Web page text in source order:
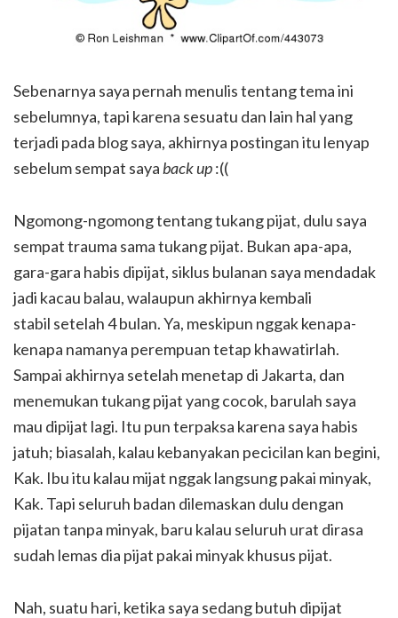
Sebenarnya saya pernah menulis tentang tema ini
sebelumnya, tapi karena sesuatu dan lain hal yang
terjadi pada blog saya, akhirnya postingan itu lenyap
sebelum sempat saya back up:((
Ngomong-ngomong tentang tukang pijat, dulu saya
sempat trauma sama tukang pijat. Bukan apa-apa,
gara-gara habis dipijat, siklus bulanan saya mendadak
jadi kacau balau, walaupun akhirnya kembali
stabil setelah 4 bulan. Ya, meskipun nggak kenapa-
kenapa namanya perempuan tetap khawatirlah.
Sampai akhirnya setelah menetap di Jakarta, dan
menemukan tukang pijat yang cocok, barulah saya
mau dipijat lagi. Itu pun terpaksa karena saya habis
jatuh; biasalah, kalau kebanyakan pecicilan kan begini,
Kak. Ibu itu kalau mijat nggak langsung pakai minyak,
Kak. Tapi seluruh badan dilemaskan dulu dengan
pijatan tanpa minyak, baru kalau seluruh urat dirasa
sudah lemas dia pijat pakai minyak khusus pijat.
Nah, suatu hari, ketika saya sedang butuh dipijat